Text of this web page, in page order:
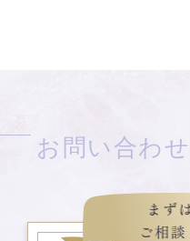
お問い合わせ